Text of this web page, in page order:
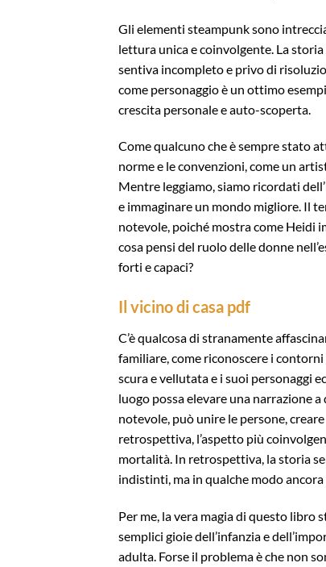
Gli elementi steampunk sono
lettura unica e coinvolgente. La
sentiva incompleto e privo di
come personaggio è un ottimo
crescita personale e auto-scoperta.
Come qualcuno che è sempre stato
norme e le convenzioni, come un
Mentre leggiamo, siamo ricordati
e immaginare un mondo migliore. Il
notevole, poiché mostra come Heidi
cosa pensi del ruolo delle donne
forti e capaci?
Il vicino di casa pdf
C’è qualcosa di stranamente
familiare, come riconoscere i
scura e vellutata e i suoi personaggi
luogo possa elevare una narrazione
notevole, può unire le persone,
retrospettiva, l’aspetto più
mortalità. In retrospettiva, la storia
indistinti, ma in qualche modo
Per me, la vera magia di questo libro
semplici gioie dell’infanzia e
adulta. Forse il problema è che non